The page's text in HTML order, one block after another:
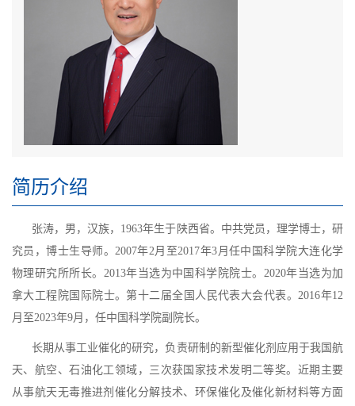
简历介绍
张涛，男，汉族，1963年生于陕西省。中共党员，理学博士，研
究员，博士生导师。2007年2月至2017年3月任中国科学院大连化学
物理研究所所长。2013年当选为中国科学院院士。2020年当选为加
拿大工程院国际院士。第十二届全国人民代表大会代表。2016年12
月 至2023年9月，任中国科学院副院长。
长期从事工业催化的研究，负责研制的新型催化剂应用于我国航
天、航空、石油化工领域，三次获国家技术发明二等奖。近期主要
从事航天无毒推进剂催化分解技术、环保催化及催化新材料等方面